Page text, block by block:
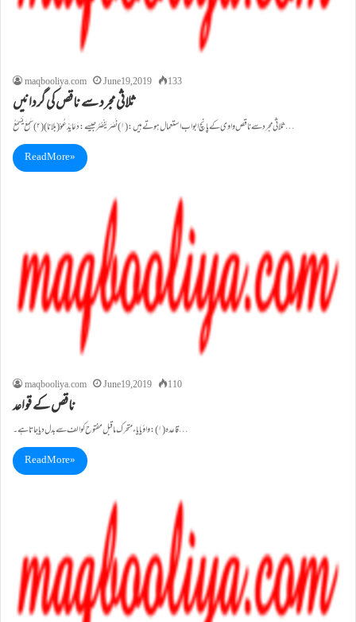
maqbooliya.com June 19, 2019 133
ثلاثی مجرد سے ناقص کی گردانیں
ثلاثی مجرد سے ناقص واوی کے پانچ ابواب استعمال ہوتے ہیں: (۱)نَصَرَ یَنْصُرُ جیسے: دَعَا یَدْعُوْ (بلانا) (۲)سَمِعَ یَسْمَعُ…
Read More »
maqbooliya.com June 19, 2019 110
ناقص کے قواعد
قا عد ہ (۱): واؤ یا یاء متحرک ماقبل مفتوح کو الف سے بدل دیا جاتا ہے ۔…
Read More »